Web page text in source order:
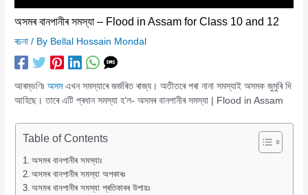
অসমৰ বানপানীৰ সমস্যা – Flood in Assam for Class 10 and 12
ৰচনা / By Bellal Hossain Mondal
আৰম্ভণিঃঅসমএখন সমস্যাৰে জৰ্জৰিত ৰাজ্য। অতীতৰে পৰা নানা সমস্যাই অসমক জুমুৰি দি
আহিছে। তাৰে এটি প্ৰধান সমস্যা হ’ল- অসমৰ বানপানীৰ সমস্যা | Flood in Assam
Table of Contents
অসমৰ বানপানীৰ সমস্যাঃ
অসমৰ বানপানীৰ সমস্যা অপকাৰঃ
অসমৰ বানপানীৰ সমস্যা প্ৰতিকাৰৰ উপায়ঃ